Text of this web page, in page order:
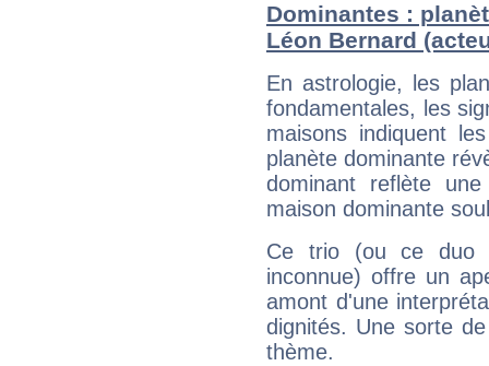
Dominantes :
Léon Bernard
En astrologie, les
fondamentales, les
maisons indiquent
planète dominante
dominant reflète
maison dominante
Ce trio (ou ce duo
inconnue) offre un
amont d'une
dignités. Une sorte
thème.